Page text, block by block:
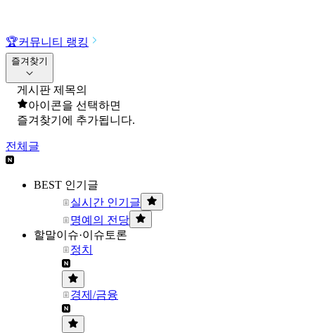
🏆커뮤니티 랭킹
즐겨찾기
게시판 제목의
아이콘을 선택하면
즐겨찾기에 추가됩니다.
전체글
BEST 인기글
실시간 인기글
명예의 전당
할말이슈·이슈토론
정치
경제/금융